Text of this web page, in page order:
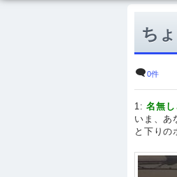
ち
0件
1:名無
いま、あ
と下りの